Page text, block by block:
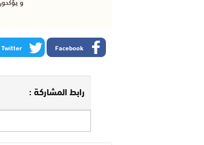
Facebook
Twitter
رابط المشاركة :